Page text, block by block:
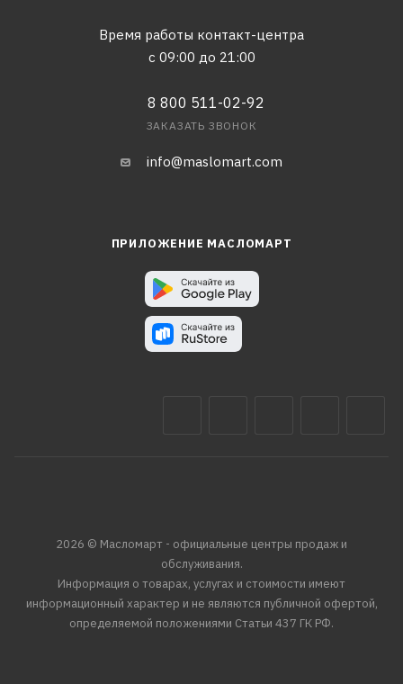
Время работы контакт-центра
с 09:00 до 21:00
8 800 511-02-92
ЗАКАЗАТЬ ЗВОНОК
info@maslomart.com
ПРИЛОЖЕНИЕ МАСЛОМАРТ
2026 © Масломарт - официальные центры продаж и
обслуживания.
Информация о товарах, услугах и стоимости имеют
информационный характер и не являются публичной офертой,
определяемой положениями Статьи 437 ГК РФ.